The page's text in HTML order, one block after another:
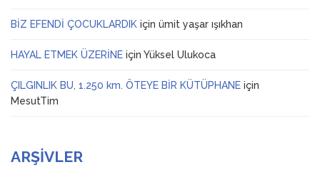
BİZ EFENDİ ÇOCUKLARDIK için ümit yaşar ışıkhan
HAYAL ETMEK ÜZERİNE için Yüksel Ulukoca
ÇILGINLIK BU, 1.250 km. ÖTEYE BİR KÜTÜPHANE için
MesutTim
ARŞIVLER